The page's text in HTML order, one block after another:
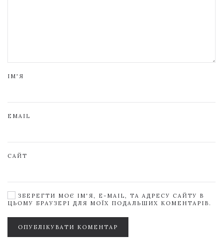
ІМ'Я
EMAIL
САЙТ
ЗБЕРЕГТИ МОЄ ІМ'Я, E-MAIL, ТА АДРЕСУ САЙТУ В
ЦЬОМУ БРАУЗЕРІ ДЛЯ МОЇХ ПОДАЛЬШИХ КОМЕНТАРІВ.
ОПУБЛІКУВАТИ КОМЕНТАР